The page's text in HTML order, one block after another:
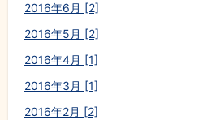
2016年6月 [2]
2016年5月 [2]
2016年4月 [1]
2016年3月 [1]
2016年2月 [2]